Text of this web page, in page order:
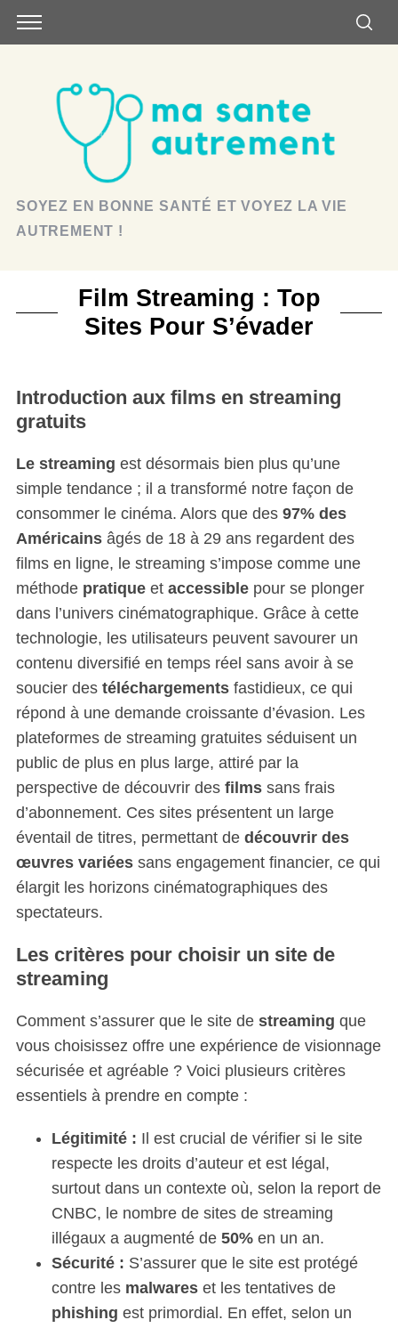
SOYEZ EN BONNE SANTÉ ET VOYEZ LA VIE
AUTREMENT !
Film Streaming : Top
Sites Pour S’évader
Introduction aux films en streaming
gratuits
Le streaming est désormais bien plus qu’une
simple tendance ; il a transformé notre façon de
consommer le cinéma. Alors que des 97% des
Américainsâgés de 18 à 29 ans regardent des
films en ligne, le streaming s’impose comme une
méthode pratiqueet accessiblepour se plonger
dans l’univers cinématographique. Grâce à cette
technologie, les utilisateurs peuvent savourer un
contenu diversifié en temps réel sans avoir à se
soucier des téléchargementsfastidieux, ce qui
répond à une demande croissante d’évasion. Les
plateformes de streaming gratuites séduisent un
public de plus en plus large, attiré par la
perspective de découvrir des filmssans frais
d’abonnement. Ces sites présentent un large
éventail de titres, permettant de découvrir des
œuvres variéessans engagement financier, ce qui
élargit les horizons cinématographiques des
spectateurs.
Les critères pour choisir un site de
streaming
Comment s’assurer que le site de streaming que
vous choisissez offre une expérience de visionnage
sécurisée et agréable ? Voici plusieurs critères
essentiels à prendre en compte :
Légitimité : Il est crucial de vérifier si le site
respecte les droits d’auteur et est légal,
surtout dans un contexte où, selon la report de
CNBC, le nombre de sites de streaming
illégaux a augmenté de 50%en un an.
Sécurité : S’assurer que le site est protégé
contre les malwareset les tentatives de
phishing est primordial. En effet, selon un